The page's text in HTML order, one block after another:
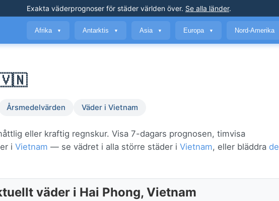
Exakta väderprognoser för städer världen över. Se alla länder.
Afrika ▼ Antarktis ▼ Asia ▼ Europa ▼ Nord-Amerika
🇻🇳
Årsmedelvärden Väder i Vietnam
eller kraftig regnskur. Visa 7-dagars prognosen, timvisa
i Vietnam — se vädret i alla större städer i Vietnam, eller bläddra de
väder i Hai Phong, Vietnam